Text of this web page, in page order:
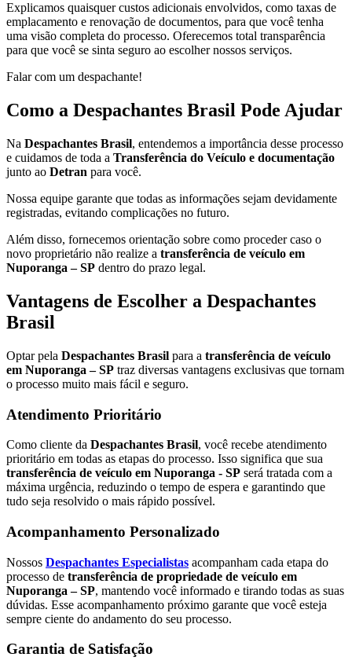
Explicamos quaisquer custos adicionais envolvidos, como taxas de
emplacamento e renovação de documentos, para que você tenha
uma visão completa do processo. Oferecemos total transparência
para que você se sinta seguro ao escolher nossos serviços.
Falar com um despachante!
Como a Despachantes Brasil Pode Ajudar
Na Despachantes Brasil, entendemos a importância desse processo
e cuidamos de toda a Transferência do Veículo e documentação
junto ao Detran para você.
Nossa equipe garante que todas as informações sejam devidamente
registradas, evitando complicações no futuro.
Além disso, fornecemos orientação sobre como proceder caso o
novo proprietário não realize a transferência de veículo em
Nuporanga – SP dentro do prazo legal.
Vantagens de Escolher a Despachantes
Brasil
Optar pela Despachantes Brasil para a transferência de veículo
em Nuporanga – SP traz diversas vantagens exclusivas que tornam
o processo muito mais fácil e seguro.
Atendimento Prioritário
Como cliente da Despachantes Brasil, você recebe atendimento
prioritário em todas as etapas do processo. Isso significa que sua
transferência de veículo em Nuporanga - SP será tratada com a
máxima urgência, reduzindo o tempo de espera e garantindo que
tudo seja resolvido o mais rápido possível.
Acompanhamento Personalizado
Nossos Despachantes Especialistas acompanham cada etapa do
processo de transferência de propriedade de veículo em
Nuporanga – SP, mantendo você informado e tirando todas as suas
dúvidas. Esse acompanhamento próximo garante que você esteja
sempre ciente do andamento do seu processo.
Garantia de Satisfação